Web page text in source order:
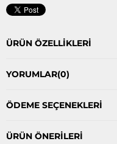
ÜRÜN ÖZELLIKLERI
YORUMLAR(0)
ÖDEME SEÇENEKLERI
ÜRÜN ÖNERILERI